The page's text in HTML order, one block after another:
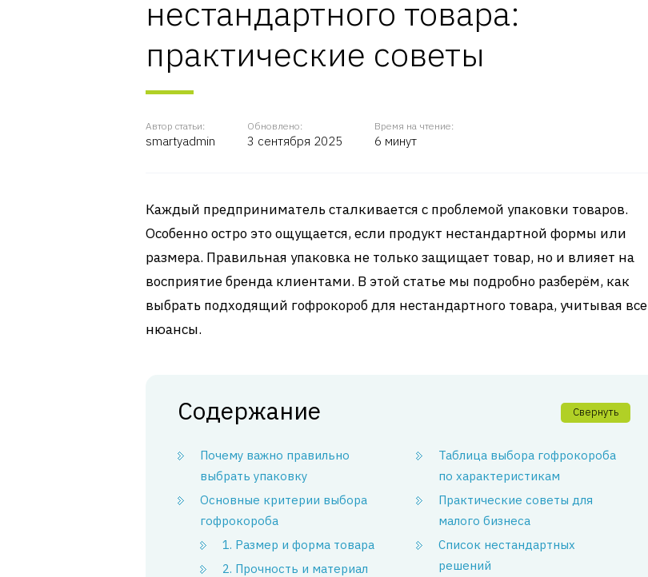
нестандартного товара:
практические советы
Автор статьи:
smartyadmin
Обновлено:
3 сентября 2025
Время на чтение:
6 минут
Каждый предприниматель сталкивается с проблемой упаковки товаров.
Особенно остро это ощущается, если продукт нестандартной формы или
размера. Правильная упаковка не только защищает товар, но и влияет на
восприятие бренда клиентами. В этой статье мы подробно разберём, как
выбрать подходящий гофрокороб для нестандартного товара, учитывая все
нюансы.
Содержание Свернуть
Почему важно правильно
выбрать упаковку
Основные критерии выбора
гофрокороба
1. Размер и форма товара
2. Прочность и материал
Таблица выбора гофрокороба
по характеристикам
Практические советы для
малого бизнеса
Список нестандартных
решений